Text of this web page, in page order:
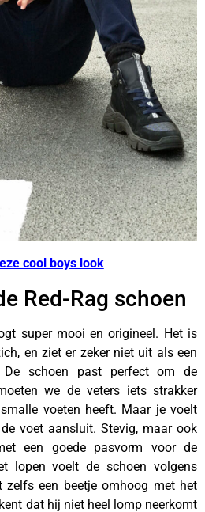
cool boys look
Red-Rag schoen
super mooi en origineel. Het is
en ziet er zeker niet uit als een
De schoen past perfect om de
we de veters iets strakker
voeten heeft. Maar je voelt
voet aansluit. Stevig, maar ook
een goede pasvorm voor de
lopen voelt de schoen volgens
zelfs een beetje omhoog met het
dat hij niet heel lomp neerkomt